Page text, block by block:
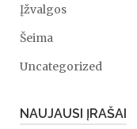
Įžvalgos
Šeima
Uncategorized
NAUJAUSI ĮRAŠAI